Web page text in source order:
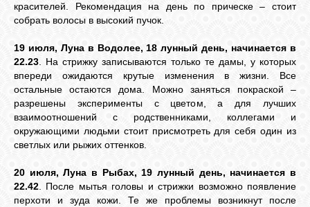
красителей. Рекомендация на день по прическе – стоит
собрать волосы в высокий пучок.
19 июля, Луна в Водолее, 18 лунный день, начинается в
22.23 . На стрижку записываются только те дамы, у которых
впереди ожидаются крутые изменения в жизни. Все
остальные остаются дома. Можно заняться покраской –
разрешены эксперименты с цветом, а для лучших
взаимоотношений с родственниками, коллегами и
окружающими людьми стоит присмотреть для себя один из
светлых или рыжих оттенков.
20 июля, Луна в Рыбах, 19 лунный день, начинается в
22.42 . После мытья головы и стрижки возможно появление
перхоти и зуда кожи. Те же проблемы возникнут после